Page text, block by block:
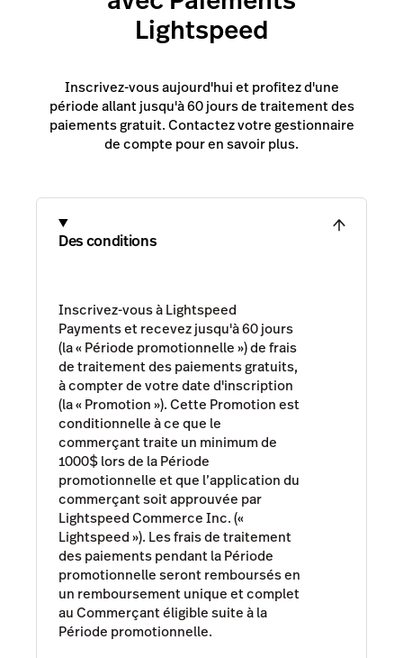
Lightspeed
Inscrivez-vous aujourd'hui et profitez d'une
période allant jusqu'à 60 jours de traitement des
paiements gratuit. Contactez votre gestionnaire
de compte pour en savoir plus.
Des conditions
Inscrivez-vous à Lightspeed
Payments et recevez jusqu'à 60 jours
(la « Période promotionnelle ») de frais
de traitement des paiements gratuits,
à compter de votre date d'inscription
(la « Promotion »). Cette Promotion est
conditionnelle à ce que le
commerçant traite un minimum de
1000$ lors de la Période
promotionnelle et que l’application du
commerçant soit approuvée par
Lightspeed Commerce Inc. («
Lightspeed »). Les frais de traitement
des paiements pendant la Période
promotionnelle seront remboursés en
un remboursement unique et complet
au Commerçant éligible suite à la
Période promotionnelle.